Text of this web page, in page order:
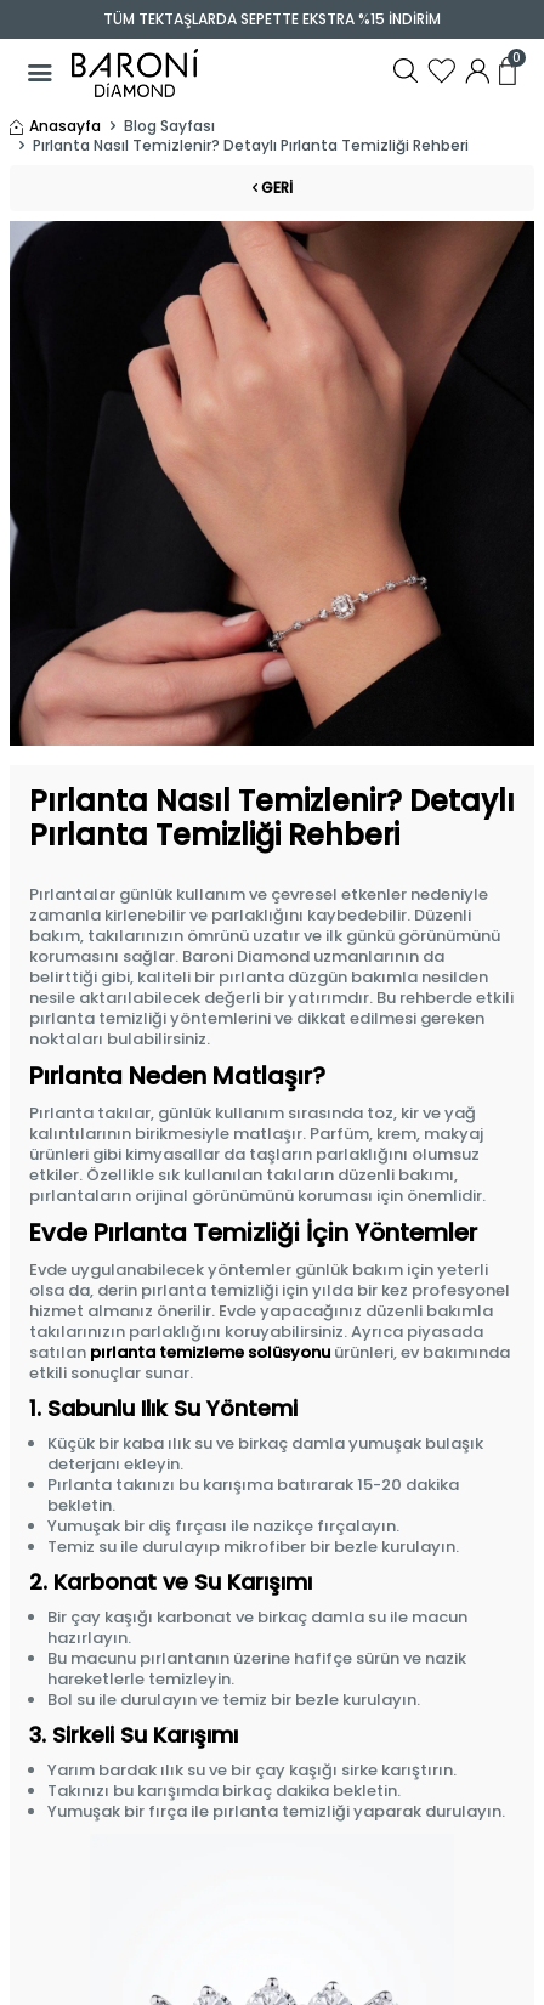
TÜM TEKTAŞLARDA SEPETTE EKSTRA %15 İNDİRİM
0
Anasayfa
Blog Sayfası
Pırlanta Nasıl Temizlenir? Detaylı Pırlanta Temizliği Rehberi
GERI
Pırlanta Nasıl Temizlenir? Detaylı
Pırlanta Temizliği Rehberi
Pırlantalar günlük kullanım ve çevresel etkenler nedeniyle
zamanla kirlenebilir ve parlaklığını kaybedebilir. Düzenli
bakım, takılarınızın ömrünü uzatır ve ilk günkü görünümünü
korumasını sağlar. Baroni Diamond uzmanlarının da
belirttiği gibi, kaliteli bir pırlanta düzgün bakımla nesilden
nesile aktarılabilecek değerli bir yatırımdır. Bu rehberde etkili
pırlanta temizliği yöntemlerini ve dikkat edilmesi gereken
noktaları bulabilirsiniz.
Pırlanta Neden Matlaşır?
Pırlanta takılar, günlük kullanım sırasında toz, kir ve yağ
kalıntılarının birikmesiyle matlaşır. Parfüm, krem, makyaj
ürünleri gibi kimyasallar da taşların parlaklığını olumsuz
etkiler. Özellikle sık kullanılan takıların düzenli bakımı,
pırlantaların orijinal görünümünü koruması için önemlidir.
Evde Pırlanta Temizliği İçin Yöntemler
Evde uygulanabilecek yöntemler günlük bakım için yeterli
olsa da, derin pırlanta temizliği için yılda bir kez profesyonel
hizmet almanız önerilir. Evde yapacağınız düzenli bakımla
takılarınızın parlaklığını koruyabilirsiniz. Ayrıca piyasada
satılan pırlanta temizleme solüsyonu ürünleri, ev bakımında
etkili sonuçlar sunar.
1. Sabunlu Ilık Su Yöntemi
Küçük bir kaba ılık su ve birkaç damla yumuşak bulaşık
deterjanı ekleyin.
Pırlanta takınızı bu karışıma batırarak 15-20 dakika
bekletin.
Yumuşak bir diş fırçası ile nazikçe fırçalayın.
Temiz su ile durulayıp mikrofiber bir bezle kurulayın.
2. Karbonat ve Su Karışımı
Bir çay kaşığı karbonat ve birkaç damla su ile macun
hazırlayın.
Bu macunu pırlantanın üzerine hafifçe sürün ve nazik
hareketlerle temizleyin.
Bol su ile durulayın ve temiz bir bezle kurulayın.
3. Sirkeli Su Karışımı
Yarım bardak ılık su ve bir çay kaşığı sirke karıştırın.
Takınızı bu karışımda birkaç dakika bekletin.
Yumuşak bir fırça ile pırlanta temizliği yaparak durulayın.